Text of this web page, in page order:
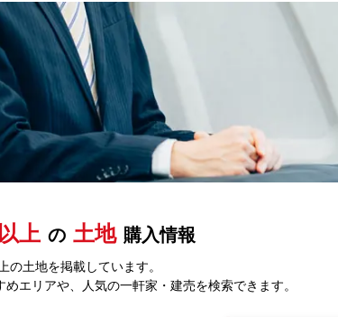
上 の 土地 購入情報
土地を掲載しています。
エリアや、人気の一軒家・建売を検索できます。